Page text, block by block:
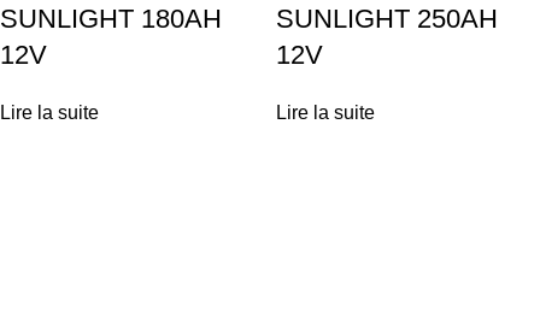
SUNLIGHT 180AH
12V
Lire la suite
SUNLIGHT 250AH
12V
Lire la suite